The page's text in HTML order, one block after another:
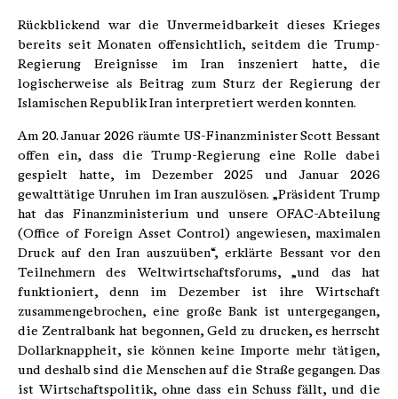
Rückblickend war die Unvermeidbarkeit dieses Krieges
bereits seit Monaten offensichtlich, seitdem die Trump-
Regierung Ereignisse im Iran inszeniert hatte, die
logischerweise als Beitrag zum Sturz der Regierung der
Islamischen Republik Iran interpretiert werden konnten.
Am 20. Januar 2026 räumte US-Finanzminister Scott Bessant
offen ein, dass die Trump-Regierung eine Rolle dabei
gespielt hatte, im Dezember 2025 und Januar 2026
gewalttätige Unruhen im Iran auszulösen. „Präsident Trump
hat das Finanzministerium und unsere OFAC-Abteilung
(Office of Foreign Asset Control) angewiesen, maximalen
Druck auf den Iran auszuüben“, erklärte Bessant vor den
Teilnehmern des Weltwirtschaftsforums, „und das hat
funktioniert, denn im Dezember ist ihre Wirtschaft
zusammengebrochen, eine große Bank ist untergegangen,
die Zentralbank hat begonnen, Geld zu drucken, es herrscht
Dollarknappheit, sie können keine Importe mehr tätigen,
und deshalb sind die Menschen auf die Straße gegangen. Das
ist Wirtschaftspolitik, ohne dass ein Schuss fällt, und die